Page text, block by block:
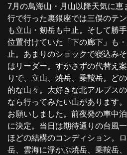
7月の鳥海山・月山以降天気に
行で行った裏銀座では三俣のテ
も立山・剱岳も中止。そして勝
位置付けていた「下の廊下」も
止。あまりのショックで寝込み
はリーダー。すかさずの代替え
りで、立山、焼岳、乗鞍岳。ど
的な山々。大好きな北アルプス
なら行ってみたい山があります
お願いしました。前夜発の車中
に決定。当日は期待通りの台風
ほどの結構のコンディション。
岳、雲海に浮かぶ焼岳、乗鞍岳